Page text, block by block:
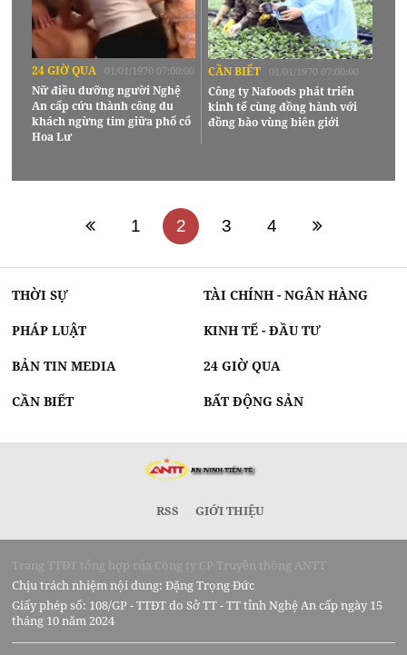
24 GIỜ QUA 01/01/1970 07:00:00
Nữ điều dưỡng người Nghệ
An cấp cứu thành công du
khách ngừng tim giữa phố cổ
Hoa Lư
CẦN BIẾT 01/01/1970 07:00:00
Công ty Nafoods phát triển
kinh tế cùng đồng hành với
đồng bào vùng biên giới
1 2 3 4
THỜI SỰ TÀI CHÍNH - NGÂN HÀNG
PHÁP LUẬT KINH TẾ - ĐẦU TƯ
BẢN TIN MEDIA 24 GIỜ QUA
CẦN BIẾT BẤT ĐỘNG SẢN
RSS GIỚI THIỆU
Trang TTĐT tổng hợp của Công ty CP Truyền thông ANTT
Chịu trách nhiệm nội dung: Đặng Trọng Đức
Giấy phép số: 108/GP - TTĐT do Sở TT - TT tỉnh Nghệ An cấp ngày 15
tháng 10 năm 2024